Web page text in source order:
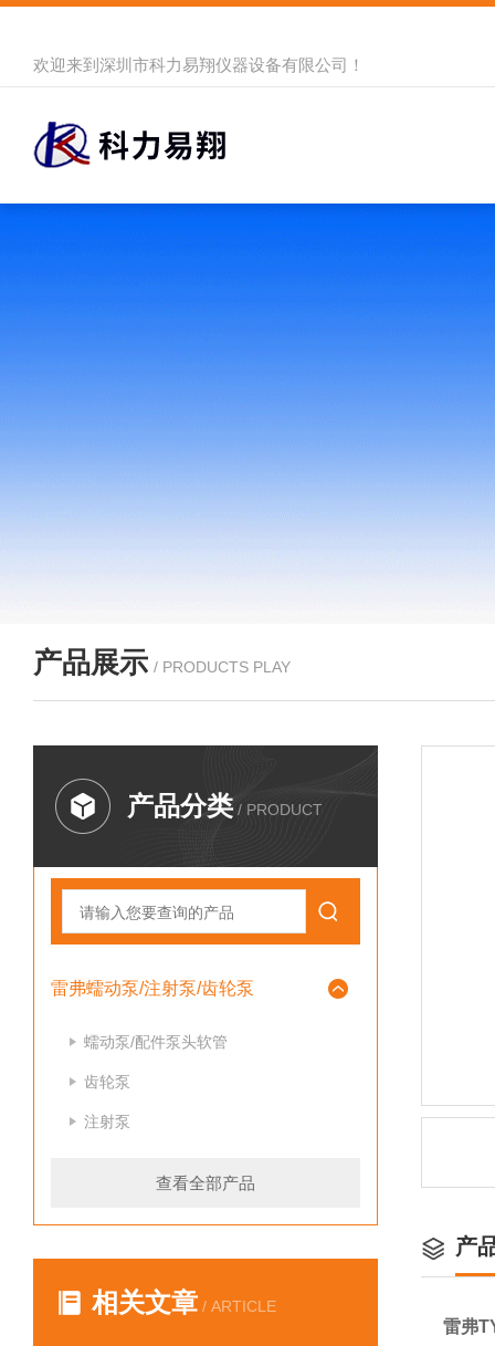
欢迎来到 深圳市科力易翔仪器设备有限公司 ！
产品展示 / PRODUCTS PLAY
产品分类 / PRODUCT
雷弗蠕动泵/注射泵/齿轮泵
蠕动泵/配件泵头软管
齿轮泵
注射泵
查看全部产品
相关文章 / ARTICLE
产
雷弗